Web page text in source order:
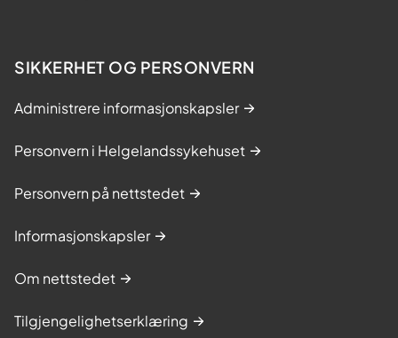
SIKKERHET OG PERSONVERN
Administrere informasjonskapsler
Personvern i Helgelandssykehuset
Personvern på nettstedet
Informasjonskapsler
Om nettstedet
Tilgjengelighetserklæring